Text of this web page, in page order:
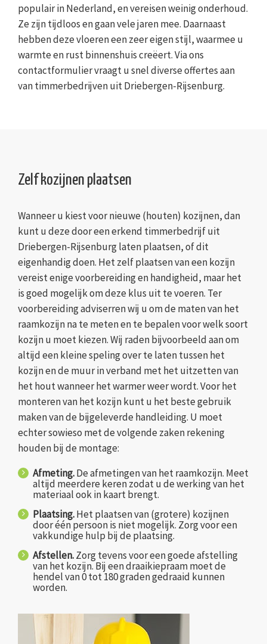
populair in Nederland, en vereisen weinig onderhoud.
Ze zijn tijdloos en gaan vele jaren mee. Daarnaast
hebben deze vloeren een zeer eigen stijl, waarmee u
warmte en rust binnenshuis creëert. Via ons
contactformulier vraagt u snel diverse offertes aan
van timmerbedrijven uit Driebergen-Rijsenburg.
Zelf kozijnen plaatsen
Wanneer u kiest voor nieuwe (houten) kozijnen, dan
kunt u deze door een erkend timmerbedrijf uit
Driebergen-Rijsenburg laten plaatsen, of dit
eigenhandig doen. Het zelf plaatsen van een kozijn
vereist enige voorbereiding en handigheid, maar het
is goed mogelijk om deze klus uit te voeren. Ter
voorbereiding adviserren wij u om de maten van het
raamkozijn na te meten en te bepalen voor welk soort
kozijn u moet kiezen. Wij raden bijvoorbeeld aan om
altijd een kleine speling over te laten tussen het
kozijn en de muur in verband met het uitzetten van
het hout wanneer het warmer weer wordt. Voor het
monteren van het kozijn kunt u het beste gebruik
maken van de bijgeleverde handleiding. U moet
echter sowieso met de volgende zaken rekening
houden bij de montage:
Afmeting.De afmetingen van het raamkozijn. Meet
altijd meerdere keren zodat u de werking van het
materiaal ook in kaart brengt.
Plaatsing.Het plaatsen van (grotere) kozijnen
door één persoon is niet mogelijk. Zorg voor een
vakkundige hulp bij de plaatsing.
Afstellen.Zorg tevens voor een goede afstelling
van het kozijn. Bij een draaikiepraam moet de
hendel van 0 tot 180 graden gedraaid kunnen
worden.